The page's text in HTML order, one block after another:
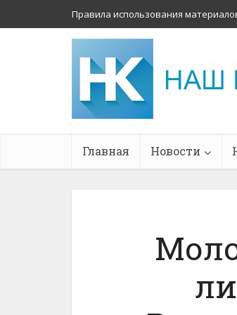
Правила использования
Главная Новости